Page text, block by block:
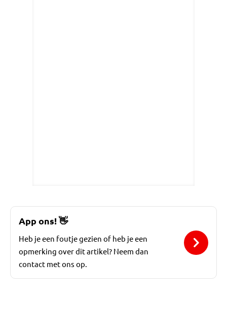
App ons!👋
Heb je een foutje gezien of heb je een
opmerking over dit artikel? Neem dan
contact met ons op.